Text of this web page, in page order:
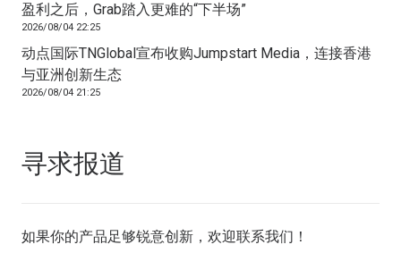
盈利之后，Grab踏入更难的“下半场”
2026/08/04 22:25
动点国际TNGlobal宣布收购Jumpstart Media，连接香港
与亚洲创新生态
2026/08/04 21:25
寻求报道
如果你的产品足够锐意创新，欢迎联系我们 ！